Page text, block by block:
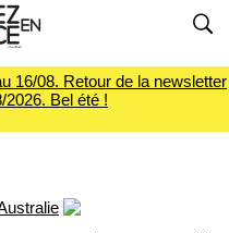
16/08. Retour de la newsletter
2026. Bel été !